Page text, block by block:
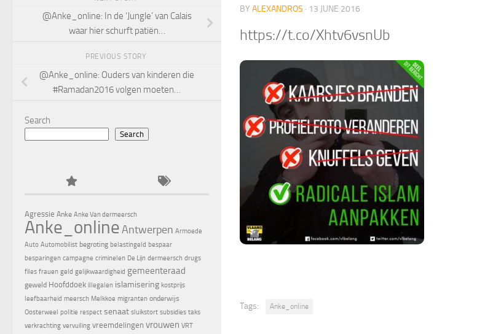
BY ALEXANDROS · 13 JUNE 2016
https://t.co/Xhtv6vsnUb
Tags: Anke_online
@Anke_online: In de ‘Jungle’ van Calais
waar hier schurft patiën…
PREVIOUS STORY
@Anke_online: Ouders van kinderen die
#Ramadan2016 volgen moeten…
Search
Search
Agressie Anke Anke Van dermeersch
Anke_onlineAntwerpen Armoede
Auto Automobilist begroting belastingeld bespaar
besparingen campagne criminelen De Lijn dermeersch drugs
files frauen geld gelijkwaardigheid gemeenteraad
geweld Hoofddoek illegalen islamisering kostprijs
leefbaarheid meersch Melkkoe migranten onderwijs
Oosterweel politie respect senaat sluikstort subsidies taks
verkrachting vervuiling vreemdelingen vrouwen VRT